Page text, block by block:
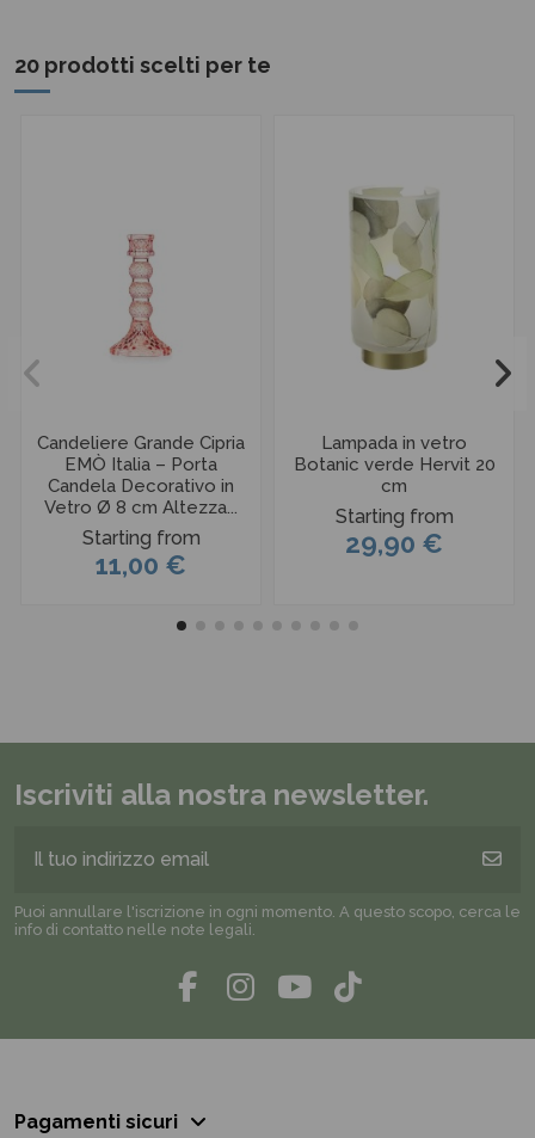
20 prodotti scelti per te
Candeliere Grande Cipria
EMÒ Italia – Porta
Candela Decorativo in
Vetro Ø 8 cm Altezza...
Starting from
11,00 €
Lampada in vetro
Botanic verde Hervit 20
cm
Starting from
29,90 €
Iscriviti alla nostra newsletter.
Puoi annullare l'iscrizione in ogni momento. A questo scopo, cerca le
info di contatto nelle note legali.
Pagamenti sicuri